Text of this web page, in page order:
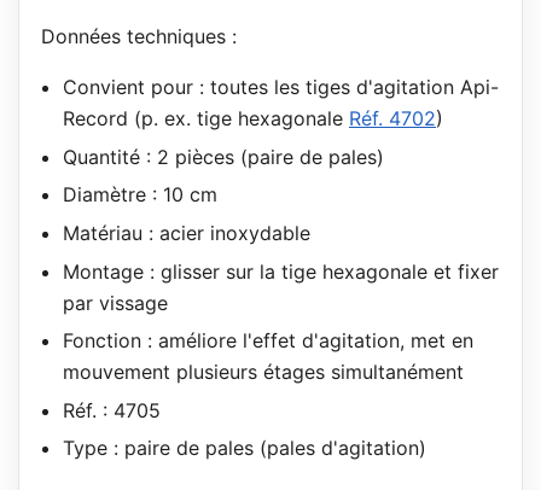
Données techniques :
Convient pour : toutes les tiges d'agitation Api-
Record (p. ex. tige hexagonale Réf. 4702)
Quantité : 2 pièces (paire de pales)
Diamètre : 10 cm
Matériau : acier inoxydable
Montage : glisser sur la tige hexagonale et fixer
par vissage
Fonction : améliore l'effet d'agitation, met en
mouvement plusieurs étages simultanément
Réf. : 4705
Type : paire de pales (pales d'agitation)